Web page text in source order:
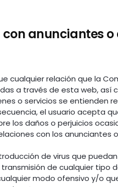
anunciantes
cualquier relación que la
a través de esta web, así
o servicios se entienden
el usuario acepta
los daños o perjuicios
con los
de virus que
de cualquier
modo ofensivo y/o